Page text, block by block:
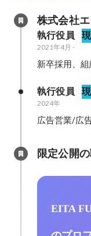
株式会社
執行役員
2021年4月 -
新卒採用、
執行役員
2024年
広告営業/広
限定公開
EITA